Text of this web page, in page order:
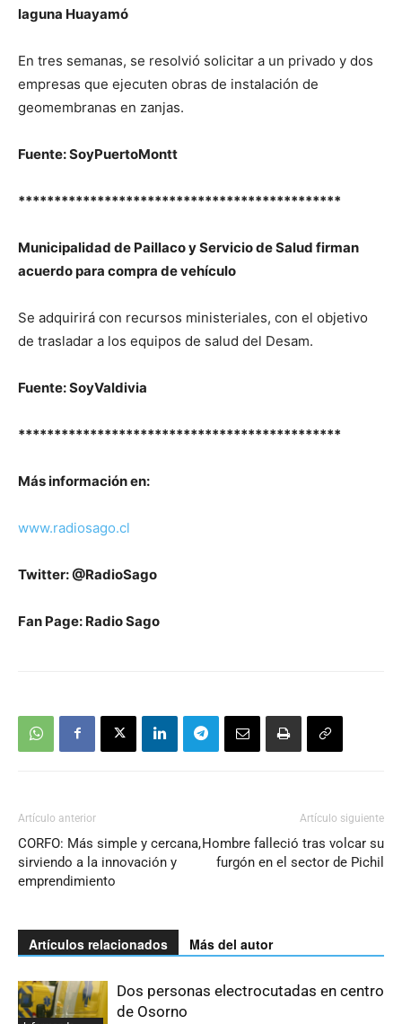
laguna Huayamó
En tres semanas, se resolvió solicitar a un privado y dos
empresas que ejecuten obras de instalación de
geomembranas en zanjas.
Fuente: SoyPuertoMontt
*********************************************
Municipalidad de Paillaco y Servicio de Salud firman
acuerdo para compra de vehículo
Se adquirirá con recursos ministeriales, con el objetivo
de trasladar a los equipos de salud del Desam.
Fuente: SoyValdivia
*********************************************
Más información en:
www.radiosago.cl
Twitter: @RadioSago
Fan Page: Radio Sago
Artículo anterior
CORFO: Más simple y cercana,
sirviendo a la innovación y
emprendimiento
Artículo siguiente
Hombre falleció tras volcar su
furgón en el sector de Pichil
Artículos relacionados Más del autor
Dos personas electrocutadas en centro
de Osorno